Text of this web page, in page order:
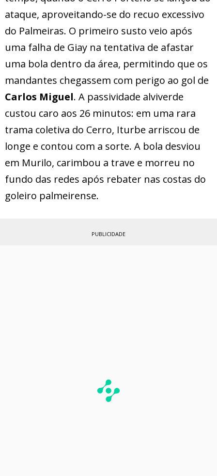
ataque, aproveitando-se do recuo excessivo
do Palmeiras. O primeiro susto veio após
uma falha de Giay na tentativa de afastar
uma bola dentro da área, permitindo que os
mandantes chegassem com perigo ao gol de
Carlos Miguel. A passividade alviverde
custou caro aos 26 minutos: em uma rara
trama coletiva do Cerro, Iturbe arriscou de
longe e contou com a sorte. A bola desviou
em Murilo, carimbou a trave e morreu no
fundo das redes após rebater nas costas do
goleiro palmeirense.
PUBLICIDADE